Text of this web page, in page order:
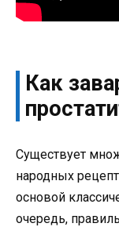
Как
Существует
народных
основой
очередь,